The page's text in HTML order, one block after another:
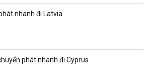
nhanh đi Latvia
phát nhanh đi Cyprus